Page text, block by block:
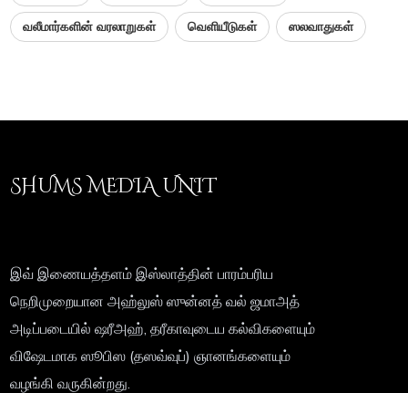
வலீமார்களின் வரலாறுகள் வெளியீடுகள் ஸலவாதுகள்
SHUMS MEDIA UNIT
இவ் இணையத்தளம் இஸ்லாத்தின் பாரம்பரிய
நெறிமுறையான அஹ்லுஸ் ஸுன்னத் வல் ஜமாஅத்
அடிப்படையில் ஷரீஅஹ், தரீகாவுடைய கல்விகளையும்
விஷேடமாக ஸூபிஸ (தஸவ்வுப்) ஞானங்களையும்
வழங்கி வருகின்றது.